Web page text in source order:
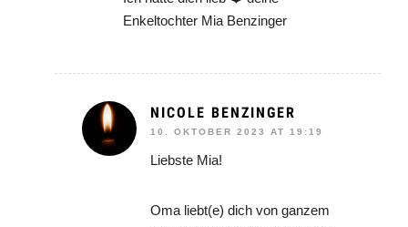
Enkeltochter Mia Benzinger
NICOLE BENZINGER
10. OKTOBER 2023 AT 19:19
Liebste Mia!
Oma liebt(e) dich von ganzem